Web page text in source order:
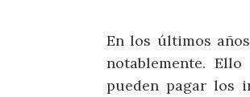
En los últimos
notablemente.
pueden pagar los